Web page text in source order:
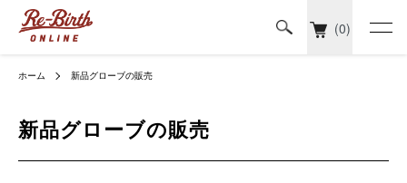
(0)
ホーム 新品グローブの販売
新品グローブの販売